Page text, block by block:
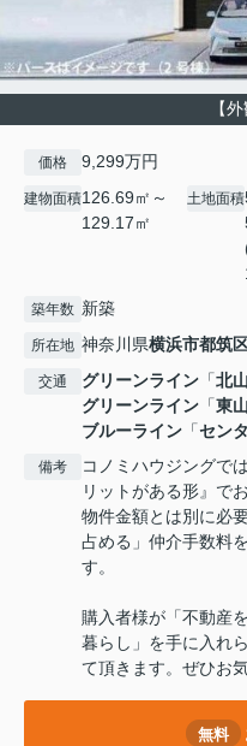
【
価格 9,299万円
建物面積126.69㎡～
129.17㎡
土地面積
築年数 新築
所在地 神奈川県横浜市都筑
交通 グリーンライン 「北
グリーンライン 「東
ブルーライン 「セン
備考
コノミハウジングで
リットがある形』で
物件金額とは別に必
占める」仲介手数料
す。
購入者様が「不動産
暮らし」を手に入れ
て頂きます。ぜひお
無料